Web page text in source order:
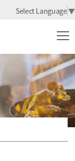
Select Language▼